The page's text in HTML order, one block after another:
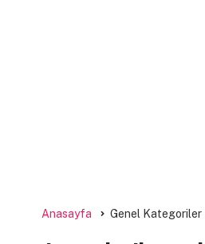
Anasayfa Genel Kategoriler